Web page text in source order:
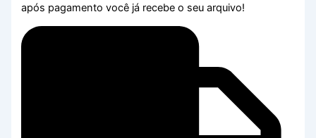
após pagamento você já recebe o seu arquivo!